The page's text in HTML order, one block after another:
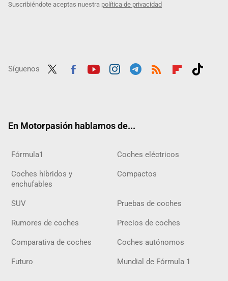
Suscribiéndote aceptas nuestra política de privacidad
Síguenos
En Motorpasión hablamos de...
Fórmula1 Coches eléctricos
Coches híbridos y
enchufables
Compactos
SUV Pruebas de coches
Rumores de coches Precios de coches
Comparativa de coches Coches autónomos
Futuro Mundial de Fórmula 1